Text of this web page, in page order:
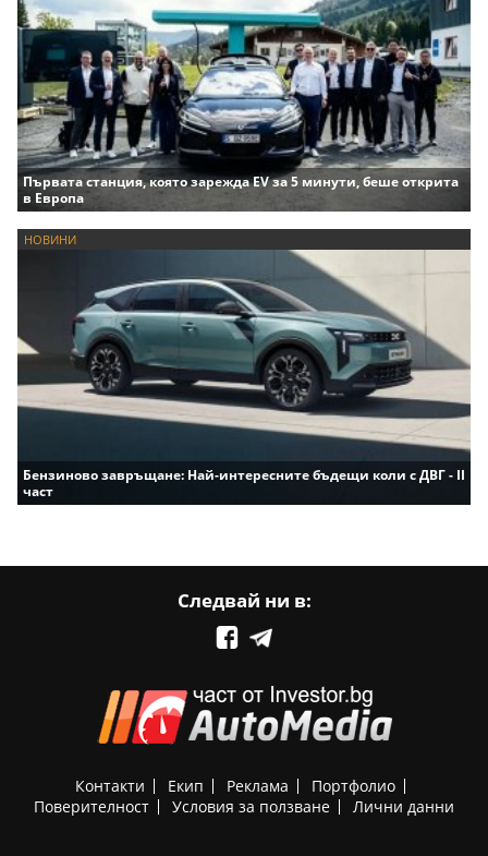
Първата станция, която зарежда EV за 5 минути, беше открита
в Европа
НОВИНИ
Бензиново завръщане: Най-интересните бъдещи коли с ДВГ - II
част
Следвай ни в:
Контакти Екип Реклама
Портфолио
Поверителност
Условия за ползване Лични данни